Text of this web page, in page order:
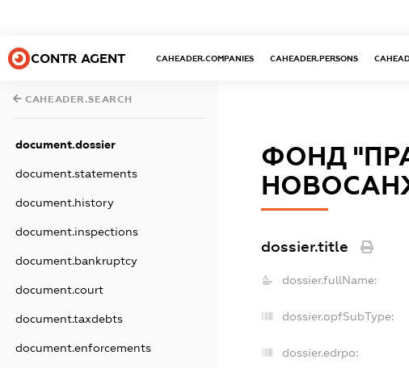
CONTR AGENT CAHEADER.COMPANIES CAHEADER.PERSONS
CAHEADER.SEARCH
document.dossier
document.statements
document.history
document.inspections
document.bankruptcy
document.court
document.taxdebts
document.enforcements
ФОНД
dossier.title
dossier.fullName:
dossier.opfSubType:
dossier.edrpo: